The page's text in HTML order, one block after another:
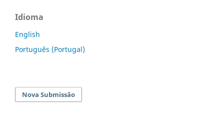
Idioma
English
Português (Portugal)
Nova Submissão